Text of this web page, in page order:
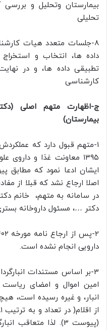
بیمارستان وتحلیل و بررسی
تحلیلی
8-جلسات متعدد هیات
داده ها، انتخاب و
تطبیقی داده ها، و در
کارشناسی
ج-اظهارت متهم اصلی
بیمارستان)
اصلا ارجاع نشد که قبلا از
در سامانه به متهم، خانم
دکتر …، مسئول داروخانه
دارویی انجام نشده است.
امین اموال و امضای ریاست
انبار، و غیره رسیده است،